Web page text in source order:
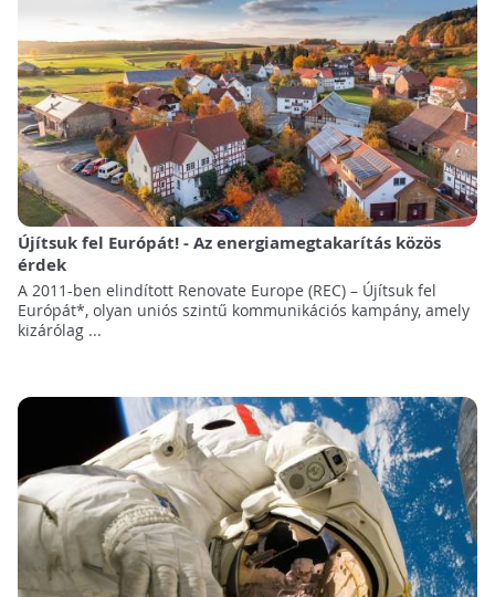
Újítsuk fel Európát! - Az energiamegtakarítás közös
érdek
A 2011-ben elindított Renovate Europe (REC) – Újítsuk fel
Európát*, olyan uniós szintű kommunikációs kampány, amely
kizárólag ...